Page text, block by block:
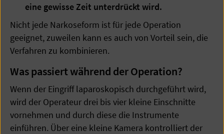
eine gewisse Zeit unterdrückt wird.
Nicht jede Narkoseform ist für jede Operation
geeignet, zuweilen kann es auch von Vorteil sein, die
Verfahren zu kombinieren.
Was passiert während der Operation?
Wenn der Eingriff laparoskopisch durchgeführt wird,
wird der Operateur drei bis vier kleine Einschnitte
vornehmen und durch diese die Instrumente
einführen. Über eine kleine Kamera kontrolliert der